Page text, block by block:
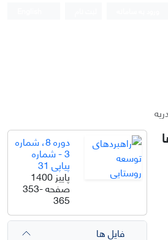
دوره 8، شماره
3 - شماره
پیاپی 31
پاییز 1400
صفحه353-
365
فایل ها